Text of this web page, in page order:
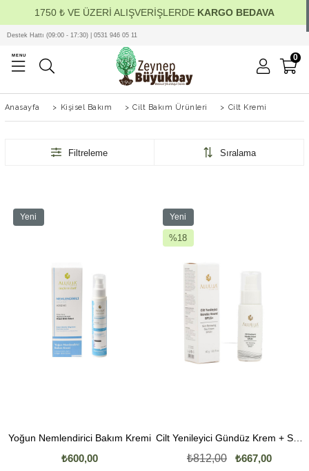
1750 ₺ VE ÜZERİ ALIŞVERİŞLERDE KARGO BEDAVA
MENU
Destek Hattı (09:00 - 17:30) | 0531 946 05 11
0
Anasayfa > Kişisel Bakım > Cilt Bakım Ürünleri > Cilt Kremi
Filtreleme Sıralama
Yoğun Nemlendirici Bakım Kremi
₺600,00
Yeni
Cilt Yenileyici Gündüz Krem + SPF15 (Güneşi Koruyucu Krem)
₺667,00
₺812,00
%18
%18İndirim
Yeni
Ürün